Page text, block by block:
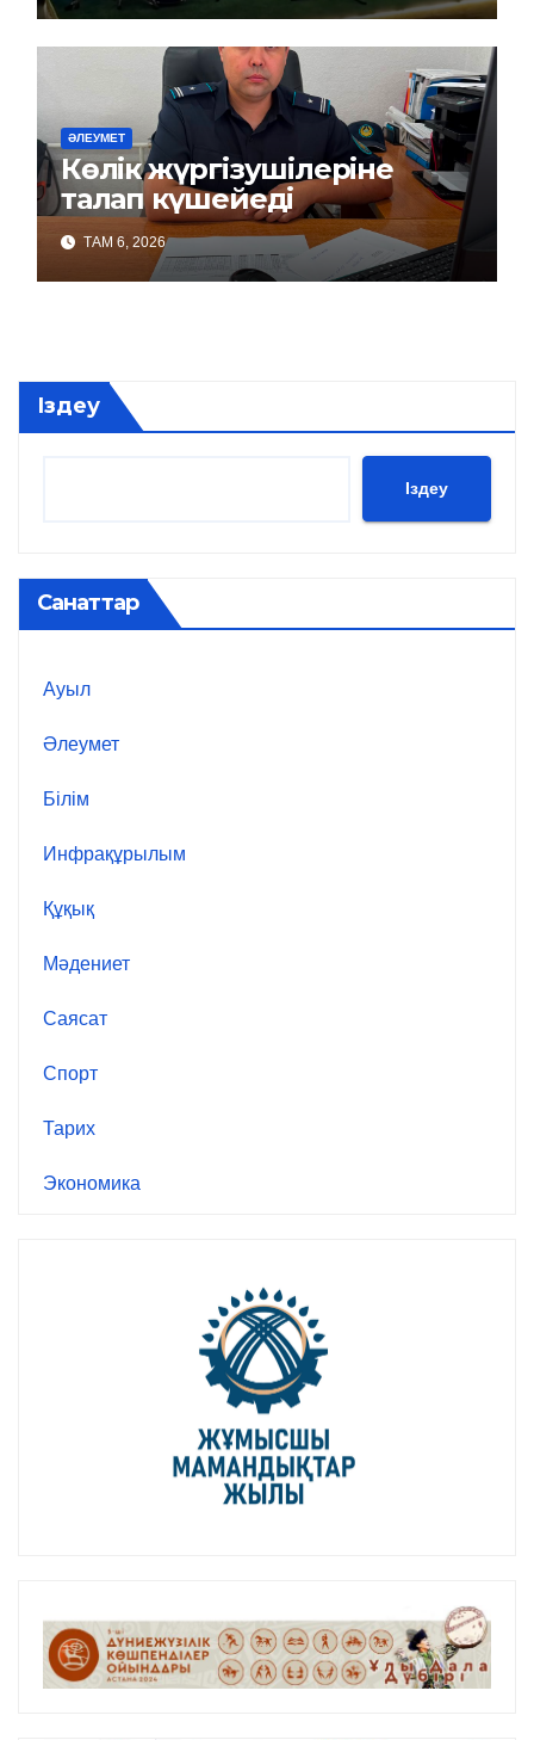
ӘЛЕУМЕТ
Көлік жүргізушілеріне
талап күшейеді
ТАМ 6, 2026
Іздеу
Іздеу
Санаттар
Ауыл
Әлеумет
Білім
Инфрақұрылым
Құқық
Мәдениет
Саясат
Спорт
Тарих
Экономика